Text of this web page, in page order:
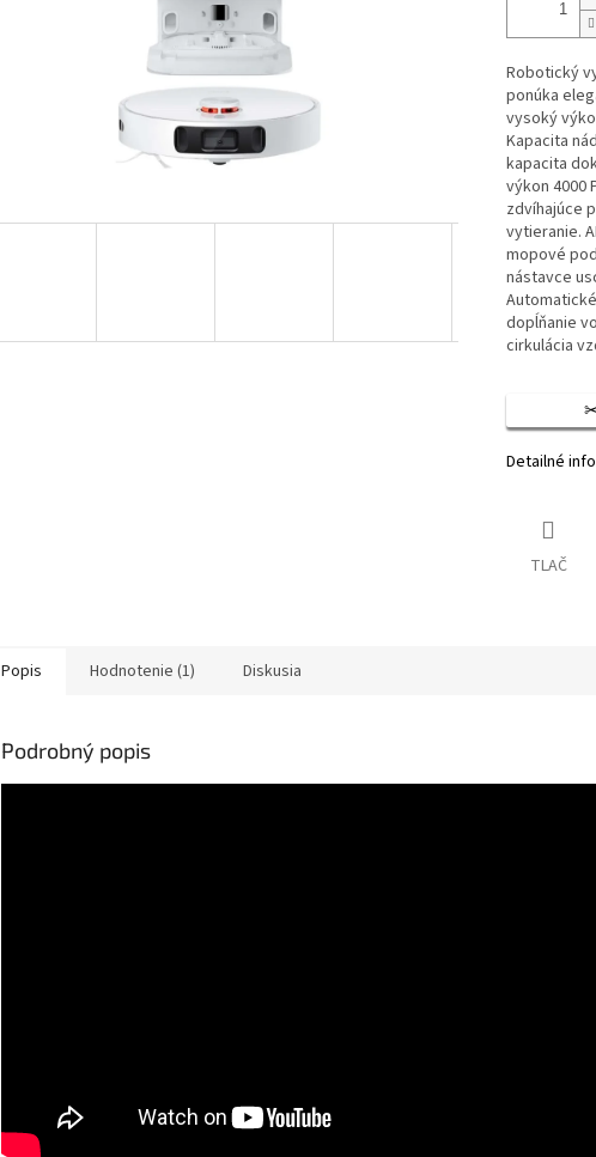
Robotický
ponúka
vysoký
Kapacita
kapacita
výkon 4000
zdvíhajúce
vytieranie.
mopové
nástavce
dopĺňanie
cirkulácia
Detailné
TLAČ
Popis Hodnotenie (1) Diskusia
Podrobný popis